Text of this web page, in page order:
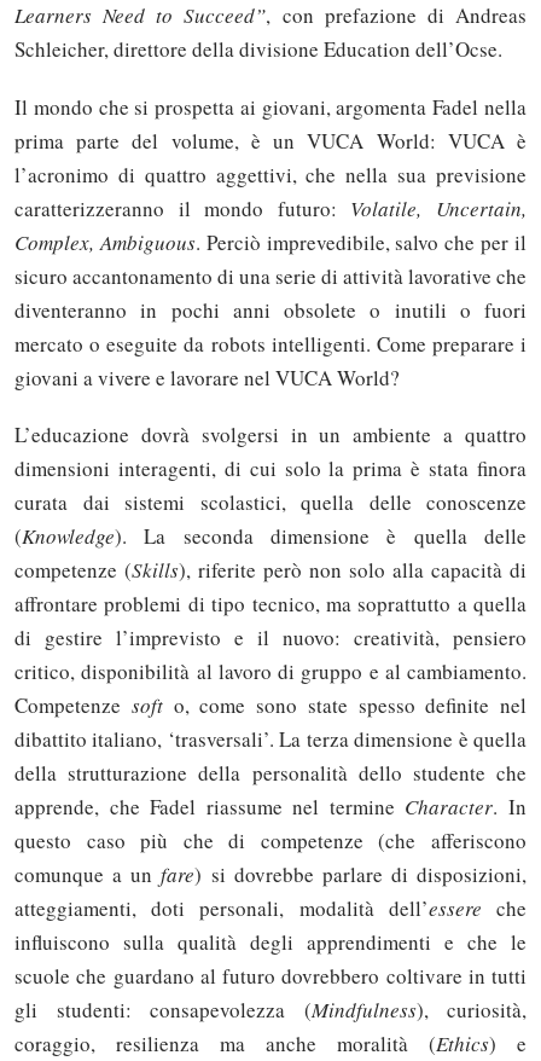
Learners Need to Succeed”, con prefazione di Andreas
Schleicher, direttore della divisione Education dell’Ocse.
Il mondo che si prospetta ai giovani, argomenta Fadel nella
prima parte del volume, è un VUCA World: VUCA è
l’acronimo di quattro aggettivi, che nella sua previsione
caratterizzeranno il mondo futuro: Volatile, Uncertain,
Complex, Ambiguous. Perciò imprevedibile, salvo che per il
sicuro accantonamento di una serie di attività lavorative che
diventeranno in pochi anni obsolete o inutili o fuori
mercato o eseguite da robots intelligenti. Come preparare i
giovani a vivere e lavorare nel VUCA World?
L’educazione dovrà svolgersi in un ambiente a quattro
dimensioni interagenti, di cui solo la prima è stata finora
curata dai sistemi scolastici, quella delle conoscenze
(Knowledge). La seconda dimensione è quella delle
competenze (Skills), riferite però non solo alla capacità di
affrontare problemi di tipo tecnico, ma soprattutto a quella
di gestire l’imprevisto e il nuovo: creatività, pensiero
critico, disponibilità al lavoro di gruppo e al cambiamento.
Competenze softo, come sono state spesso definite nel
dibattito italiano, ‘trasversali’. La terza dimensione è quella
della strutturazione della personalità dello studente che
apprende, che Fadel riassume nel termine Character. In
questo caso più che di competenze (che afferiscono
comunque a unfare) si dovrebbe parlare di disposizioni,
atteggiamenti, doti personali, modalità dell’essere che
influiscono sulla qualità degli apprendimenti e che le
scuole che guardano al futuro dovrebbero coltivare in tutti
gli studenti: consapevolezza (Mindfulness), curiosità,
coraggio, resilienza ma anche moralità (Ethics) e